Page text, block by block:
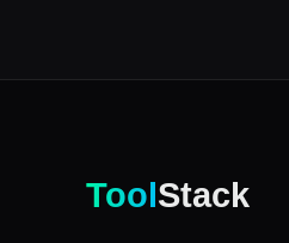
ToolStack